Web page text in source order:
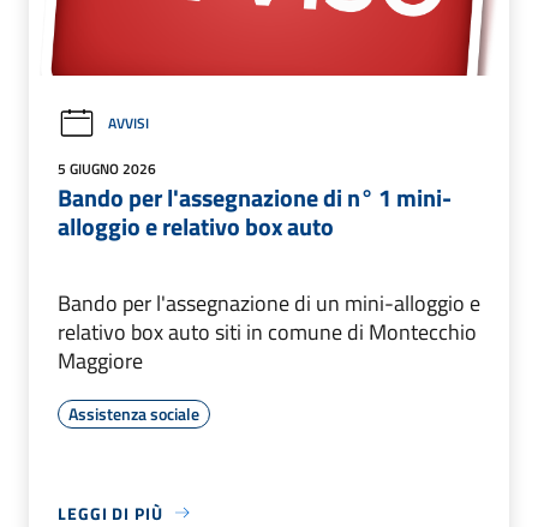
AVVISI
5 GIUGNO 2026
Bando per l'assegnazione di n° 1 mini-
alloggio e relativo box auto
Bando per l'assegnazione di un mini-alloggio e
relativo box auto siti in comune di Montecchio
Maggiore
Assistenza sociale
LEGGI DI PIÙ